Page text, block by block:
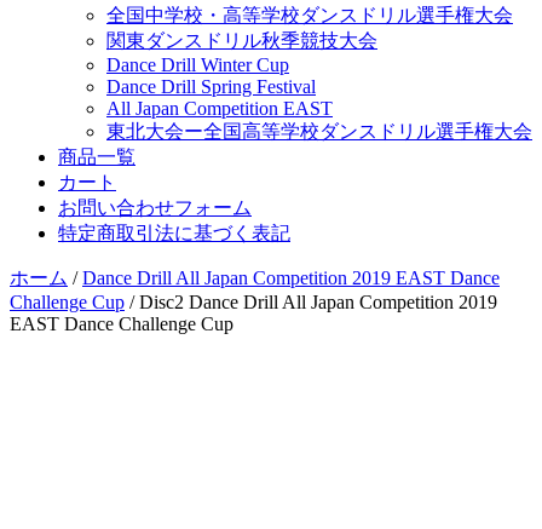
全国中学校・高等学校ダンスドリル選手権大会
関東ダンスドリル秋季競技大会
Dance Drill Winter Cup
Dance Drill Spring Festival
All Japan Competition EAST
東北大会ー全国高等学校ダンスドリル選手権大会
商品一覧
カート
お問い合わせフォーム
特定商取引法に基づく表記
ホーム /Dance Drill All Japan Competition 2019 EAST Dance
Challenge Cup / Disc2 Dance Drill All Japan Competition 2019
EAST Dance Challenge Cup